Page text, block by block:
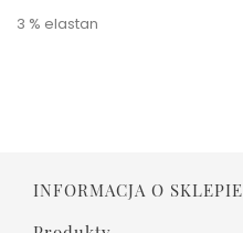
3 % elastan
INFORMACJA O SKLEPIE